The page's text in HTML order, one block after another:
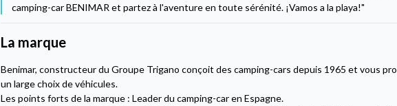
camping-car BENIMAR et partez à l'aventure en toute sérénité. ¡Vamos a la playa!"
La marque
Benimar, constructeur du Groupe Trigano conçoit des camping-cars depuis 1965 et vous
un large choix de véhicules.
Les points forts de la marque : Leader du camping-car en Espagne.